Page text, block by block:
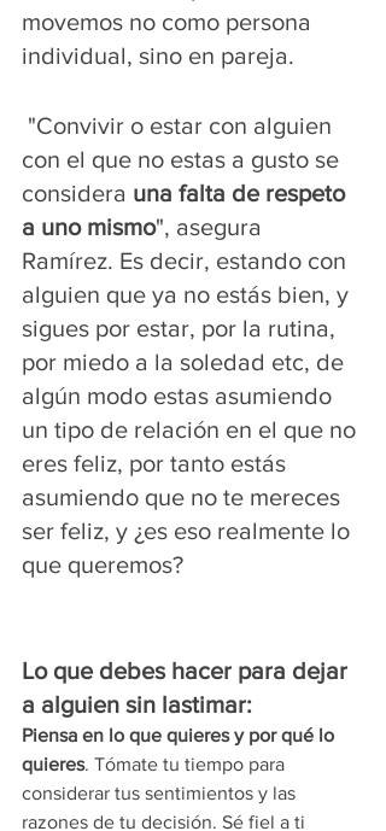
movemos no como persona
individual, sino en pareja.
con el que no estas a gusto se
considera una falta de respeto
a uno mismo", asegura
Ramírez. Es decir, estando con
alguien que ya no estás bien, y
sigues por estar, por la rutina,
por miedo a la soledad etc, de
algún modo estas asumiendo
un tipo de relación en el que no
eres feliz, por tanto estás
asumiendo que no te mereces
ser feliz, y ¿es eso realmente lo
que queremos?
Lo que debes hacer para dejar
a alguien sin lastimar:
Piensa en lo que quieres y por qué lo
quieres. Tómate tu tiempo para
considerar tus sentimientos y las
razones de tu decisión. Sé fiel a ti